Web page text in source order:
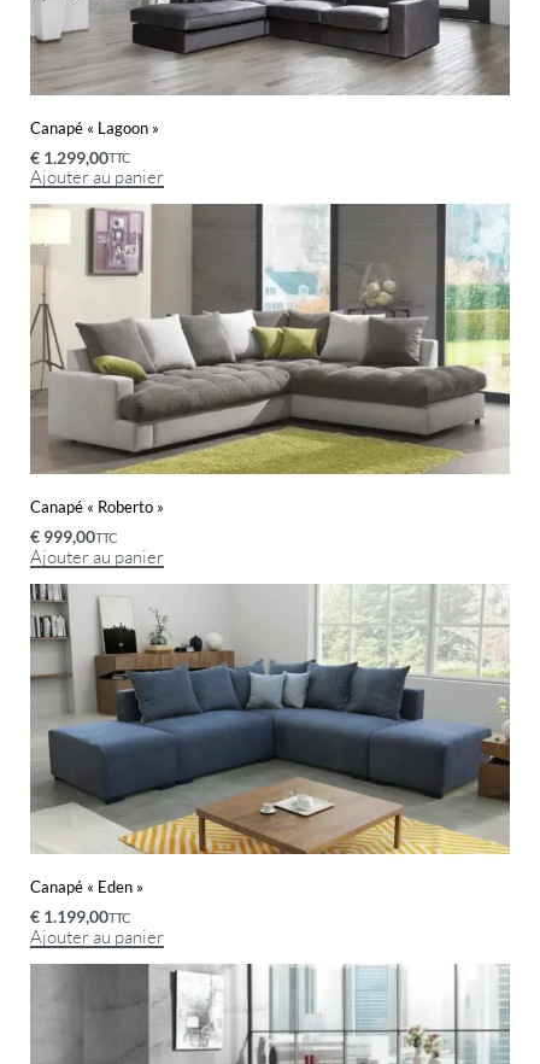
Canapé « Lagoon »
€ 1.299,00TTC
Ajouter au panier
Canapé « Roberto »
€ 999,00TTC
Ajouter au panier
Canapé « Eden »
€ 1.199,00TTC
Ajouter au panier